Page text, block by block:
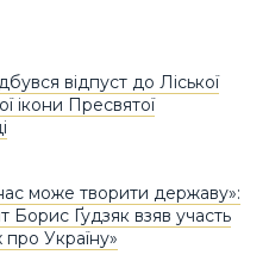
відпуст до Ліської
ікони Пресвятої
може творити державу»:
Борис Ґудзяк взяв участь
про Україну»